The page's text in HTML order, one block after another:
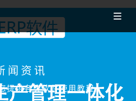
闻资讯
提供各类软件使用教程